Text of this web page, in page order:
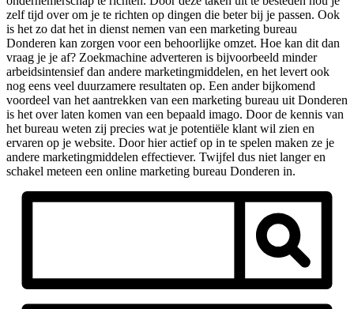
zelf tijd over om je te richten op dingen die beter bij je passen. Ook
is het zo dat het in dienst nemen van een marketing bureau
Donderen kan zorgen voor een behoorlijke omzet. Hoe kan dit dan
vraag je je af? Zoekmachine adverteren is bijvoorbeeld minder
arbeidsintensief dan andere marketingmiddelen, en het levert ook
nog eens veel duurzamere resultaten op. Een ander bijkomend
voordeel van het aantrekken van een marketing bureau uit Donderen
is het over laten komen van een bepaald imago. Door de kennis van
het bureau weten zij precies wat je potentiële klant wil zien en
ervaren op je website. Door hier actief op in te spelen maken ze je
andere marketingmiddelen effectiever. Twijfel dus niet langer en
schakel meteen een online marketing bureau Donderen in.